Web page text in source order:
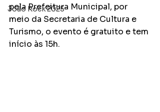
João Rock 2025
pela Prefeitura Municipal, por
meio da Secretaria de Cultura e
Turismo, o evento é gratuito e tem
início às 15h.